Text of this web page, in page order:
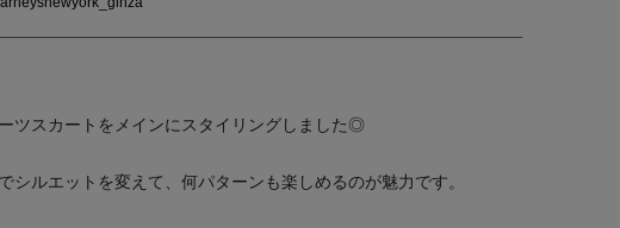
ツスカートをメインにスタイリングしました◎
シルエットを変えて、何パターンも楽しめるのが魅力です。